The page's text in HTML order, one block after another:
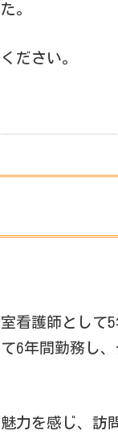
。
ださい。
看護師として
6年間勤務し
力を感じ、訪